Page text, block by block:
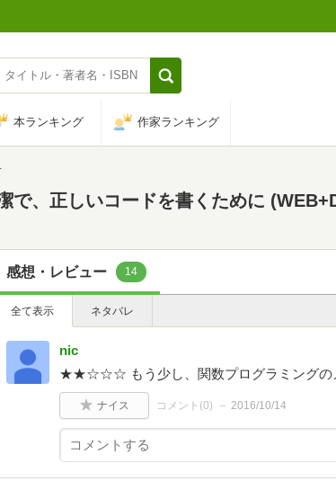
本ランキング 作家ランキング
で、正しいコードを書くために
感想・レビュー 14
全て表示 ネタバレ
nic
★★☆☆☆ もう少し、関数プログラミングの
ナイス コメント(0) 2016/10/14